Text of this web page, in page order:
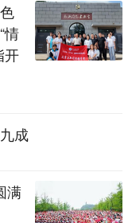
情
开
成
满